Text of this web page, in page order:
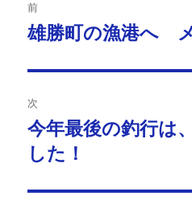
稿
ビ
ゲ
ー
シ
前
前
投
稿:
雄勝町の漁港へ
次
次
の
稿:
今年最後の釣行は
した！